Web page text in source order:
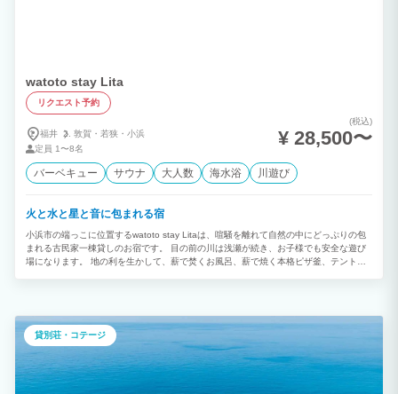
watoto stay Lita
リクエスト予約
福井 敦賀・ 若狭・ 小浜
定員 1〜8名
(税込)
¥ 28,500〜
バーベキュー サウナ 大人数 海水浴 川遊び
火と水と星と音に包まれる宿
小浜市の端っこに位置するwatoto stay Litaは、喧騒を離れて自然の中にどっぷりの包
まれる古民家一棟貸しのお宿です。 目の前の川は浅瀬が続き、お子様でも安全な遊び
場になります。 地の利を生かして、薪で焚くお風呂、薪で焼く本格ピザ釜、テントサ
貸別荘・コテージ